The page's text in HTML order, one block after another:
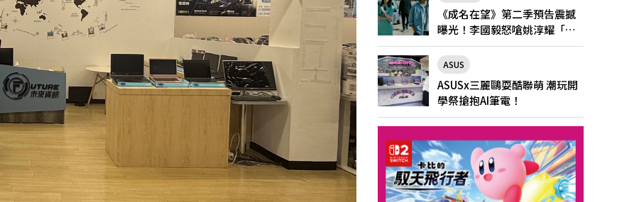
《成名在望》第二季預告震撼
曝光！李國毅怒嗆姚淳耀「當
邱家的狗」兄弟情決裂
ASUS
ASUSx三麗鷗耍酷聯萌 潮玩開
學祭搶抱AI筆電！